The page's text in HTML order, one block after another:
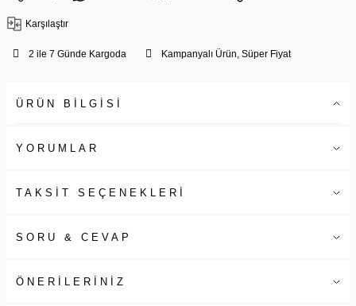
Karşılaştır
2 ile 7 Günde Kargoda Kampanyalı Ürün, Süper Fiyat
ÜRÜN BİLGİSİ
YORUMLAR
TAKSİT SEÇENEKLERİ
SORU & CEVAP
ÖNERİLERİNİZ